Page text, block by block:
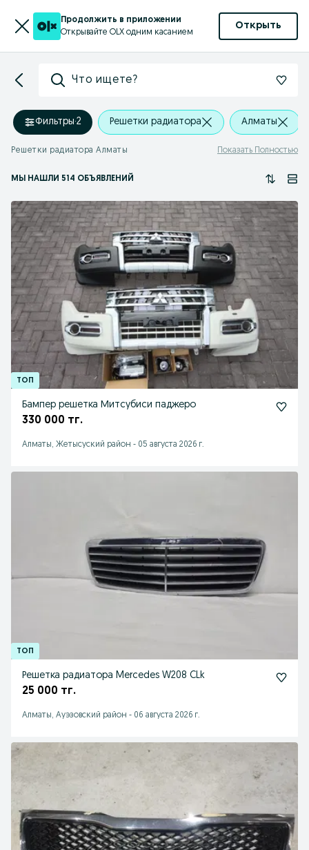
Продолжить в приложении
Открывайте OLX одним касанием
Открыть
Что ищете?
Фильтры·2 Решетки радиатора Алматы
Решетки радиатора Алматы Показать Полностью
МЫ НАШЛИ 514 ОБЪЯВЛЕНИЙ
Бампер решетка Митсубиси паджеро
330 000 тг.
Алматы, Жетысуский район - 05 августа 2026 г.
Решетка радиатора Mercedes W208 CLk
25 000 тг.
Алматы, Ауэзовский район - 06 августа 2026 г.